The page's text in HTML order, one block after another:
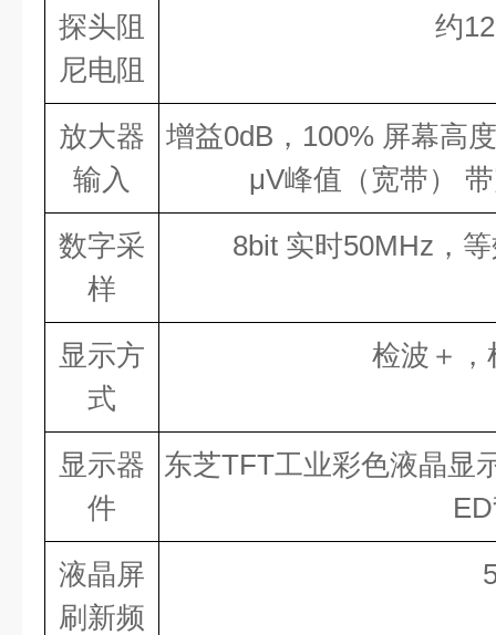
探头阻
尼电阻
约
放大器
输入
增益0dB，100% 屏幕高
μV峰值（宽带）
数字采
样
8bit 实时50MHz，
显示方
式
检波＋，
显示器
件
东芝TFT工业彩色液晶显
液晶屏
刷新频